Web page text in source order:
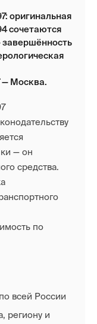
оригинальная
сочетаются
— Москва.
— он
средства.
по
всей России
региону и